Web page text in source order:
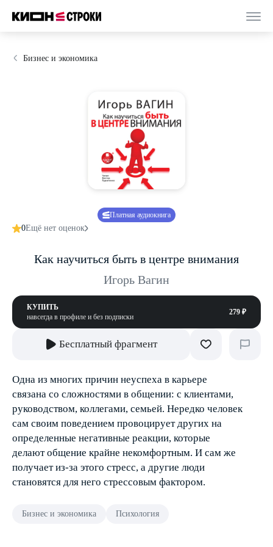
Бизнес и экономика
Платная аудиокнига
0Ещё нет оценок
Как научиться быть в центре внимания
Игорь Вагин
КУПИТЬ
навсегда в профиле и без подписки
279 ₽
Бесплатный фрагмент
Одна из многих причин неуспеха в карьере
связана со сложностями в общении: с клиентами,
руководством, коллегами, семьей. Нередко человек
сам своим поведением провоцирует других на
определенные негативные реакции, которые
делают общение крайне некомфортным. И сам же
получает из-за этого стресс, а другие люди
становятся для него стрессовым фактором.
Бизнес и экономика Психология